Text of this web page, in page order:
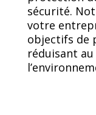
sécurité.
votre
objectifs de
réduisant